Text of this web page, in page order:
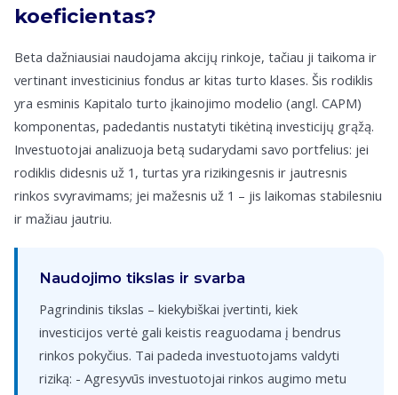
koeficientas?
Beta dažniausiai naudojama akcijų rinkoje, tačiau ji taikoma ir
vertinant investicinius fondus ar kitas turto klases. Šis rodiklis
yra esminis Kapitalo turto įkainojimo modelio (angl. CAPM)
komponentas, padedantis nustatyti tikėtiną investicijų grąžą.
Investuotojai analizuoja betą sudarydami savo portfelius: jei
rodiklis didesnis už 1, turtas yra rizikingesnis ir jautresnis
rinkos svyravimams; jei mažesnis už 1 – jis laikomas stabilesniu
ir mažiau jautriu.
Naudojimo tikslas ir svarba
Pagrindinis tikslas – kiekybiškai įvertinti, kiek
investicijos vertė gali keistis reaguodama į bendrus
rinkos pokyčius. Tai padeda investuotojams valdyti
riziką: - Agresyvūs investuotojai rinkos augimo metu